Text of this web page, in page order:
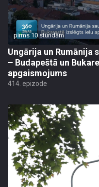
pirms 10 stundām
Ungārija un Rumānija
– Budapeštā un
apgaismojums
414. epizode